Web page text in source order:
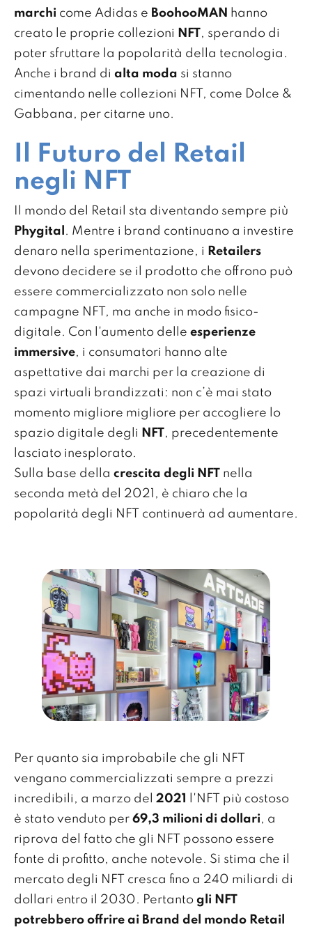
marchi come Adidas e BoohooMAN hanno
creato le proprie collezioni NFT, sperando di
poter sfruttare la popolarità della tecnologia.
Anche i brand di alta moda si stanno
cimentando nelle collezioni NFT, come Dolce &
Gabbana, per citarne uno.
Il Futuro del Retail
negli NFT
Il mondo del Retail sta diventando sempre più
Phygital . Mentre i brand continuano a investire
denaro nella sperimentazione, i Retailers
devono decidere se il prodotto che offrono può
essere commercializzato non solo nelle
campagne NFT, ma anche in modo fisico-
digitale. Con l'aumento delle esperienze
immersive, i consumatori hanno alte
aspettative dai marchi per la creazione di
spazi virtuali brandizzati: non c’è mai stato
momento migliore migliore per accogliere lo
spazio digitale degli NFT, precedentemente
lasciato inesplorato.
Sulla base della crescita degli NFT nella
seconda metà del 2021, è chiaro che la
popolarità degli NFT continuerà ad aumentare.
Per quanto sia improbabile che gli NFT
vengano commercializzati sempre a prezzi
incredibili, a marzo del 2021
l'NFT più costoso
è stato venduto per 69,3 milioni di dollari, a
riprova del fatto che gli NFT possono essere
fonte di profitto, anche notevole. Si stima che il
mercato degli NFT cresca fino a 240 miliardi di
dollari entro il 2030. Pertanto gli NFT
potrebbero offrire ai Brand del mondo Retail